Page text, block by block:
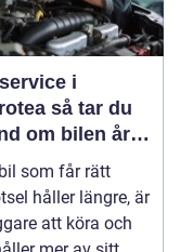
i
så tar du
om bilen året
som får rätt
håller längre, är
att köra och